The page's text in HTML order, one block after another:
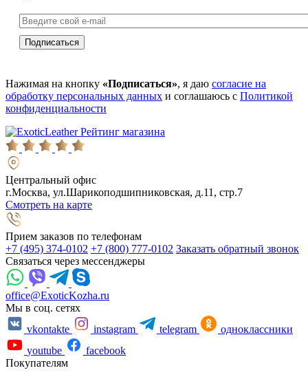
Нажимая на кнопку «Подписаться», я даю согласие на
обработку персональных данных и соглашаюсь с Политикой
конфиденциальности
Рейтинг магазина
Центральный офис
г.Москва, ул.Шарикоподшипниковская, д.11, стр.7
Смотреть на карте
Прием заказов по телефонам
+7 (495) 374-0102 +7 (800) 777-0102 Заказать обратный звонок
Связаться через мессенджеры
office@ExoticKozha.ru
Мы в соц. сетях
vkontakte
instagram telegram
одноклассники
youtube
facebook
Покупателям